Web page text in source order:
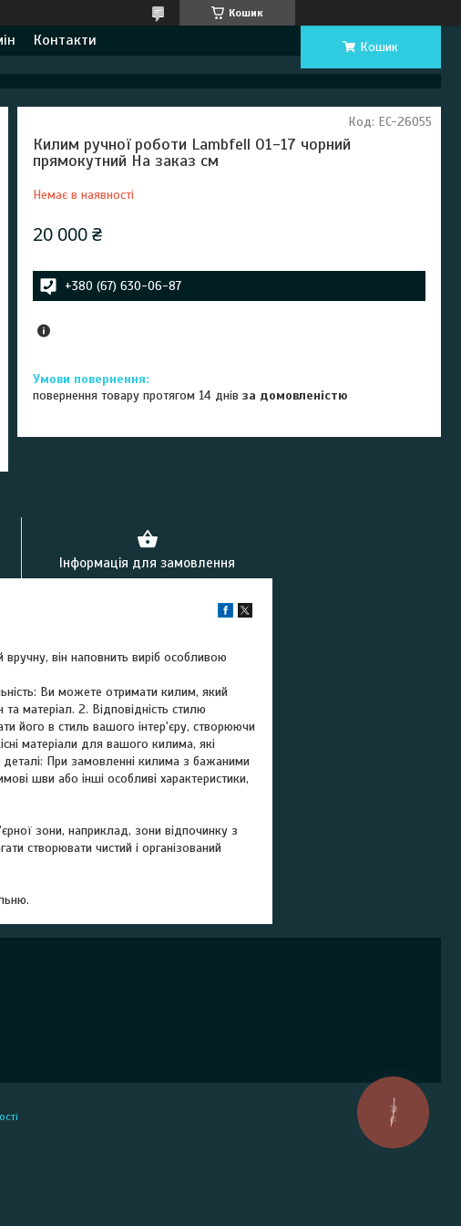
Кошик
Контакти Кошик
Килим ручної роботи Lambfell 01-17 чорний
прямокутний На заказ см
Немає в наявності
Код: EC-26055
20 000 ₴
+380 (67) 630-06-87
повернення товару протягом 14 днівза домовленістю
Інформація для замовлення
він наповнить виріб особливою
Ви можете отримати килим, який
матеріал. 2. Відповідність стилю
його в стиль вашого інтер'єру, створюючи
матеріали для вашого килима, які
деталі: При замовленні килима з бажаними
шви або інші особливі характеристики,
зони, наприклад, зони відпочинку з
створювати чистий і організований
КНОПКА
ЗВ'ЯЗКУ